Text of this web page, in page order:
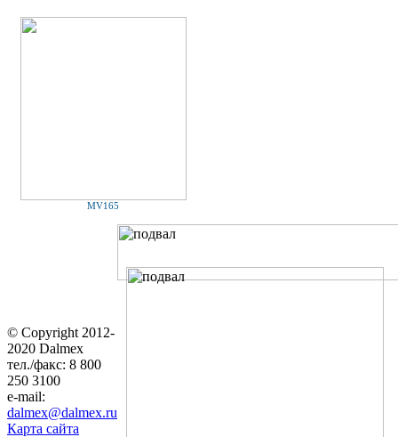
MV165
© Copyright 2012-
2020 Dalmex
тел./факс: 8 800
250 3100
e-mail:
dalmex@dalmex.ru
Карта сайта